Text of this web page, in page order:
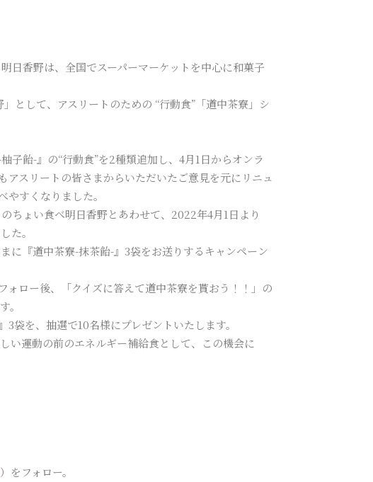
日香野は、全国でスーパーマーケットを中心に和菓子
として、アスリートのための “行動食”「道中茶寮」シ
子飴-』の“行動食”を2種類追加し、4月1日からオンラ
スリートの皆さまからいただいたご意見を元にリニュ
すくなりました。
ちょい食べ明日香野とあわせて、2022年4月1日より
た。
に『道中茶寮-抹茶飴-』3袋をお送りするキャンペーン
ロー後、「クイズに答えて道中茶寮を貰おう！！」の
。
袋を、抽選で10名様にプレゼントいたします。
い運動の前のエネルギー補給食として、この機会に
）をフォロー。